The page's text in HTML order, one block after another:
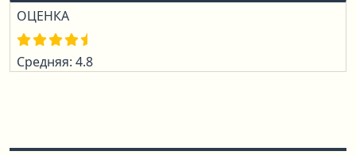
ОЦЕНКА
Средняя: 4.8